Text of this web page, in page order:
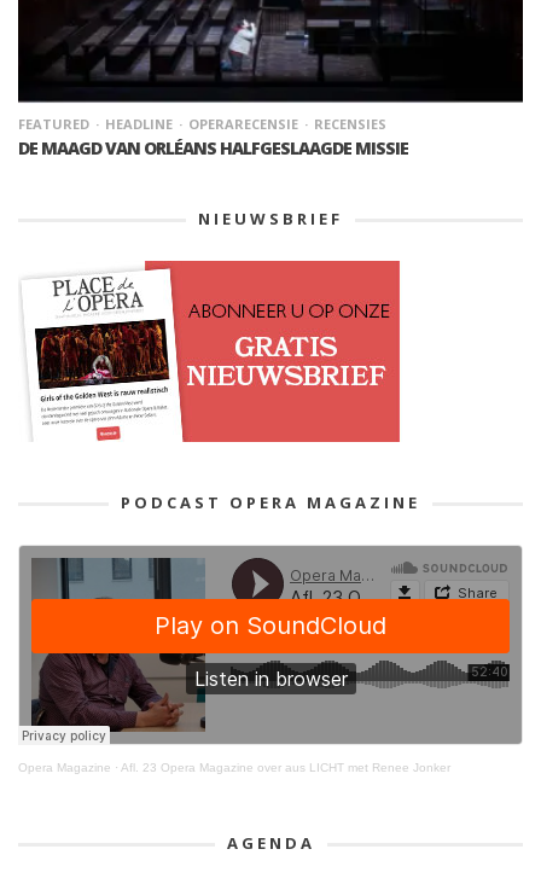
FEATURED HEADLINE OPERARECENSIE RECENSIES
DE MAAGD VAN ORLÉANS HALFGESLAAGDE MISSIE
NIEUWSBRIEF
PODCAST OPERA MAGAZINE
Opera Magazine · Afl. 23 Opera Magazine over aus LICHT met Renee Jonker
AGENDA